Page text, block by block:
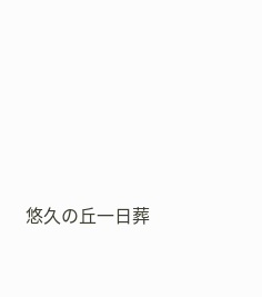
悠久の丘一日葬